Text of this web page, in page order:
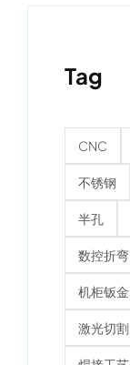
Tag
CNC
不锈钢
半孔
数控折弯
机柜钣金
激光切割